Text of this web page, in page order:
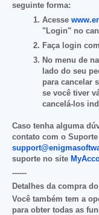
seguinte forma:
Acesse
"Login" no
Faça login
No menu de
lado do seu
para cancelar
se você tiver
cancelá-los
Caso tenha alguma
contato com o
suporte no site
------
Detalhes da compra
Você também tem a
para obter todas as